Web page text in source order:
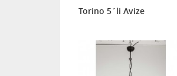
Torino 5´li Avize